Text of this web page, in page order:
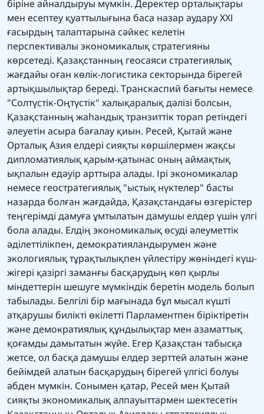
біріне айналдыруы мүмкін. Деректер орталықтары
мен есептеу қуаттылығына баса назар аудару ХХІ
ғасырдың талаптарына сәйкес келетін
перспективалы экономикалық стратегияны
көрсетеді. Қазақстанның геосаяси стратегиялық
жағдайы оған көлік-логистика секторында бірегей
артықшылықтар береді. Транскаспий бағыты немесе
"Солтүстік-Оңтүстік" халықаралық дәлізі болсын,
Қазақстанның жаһандық транзиттік торап ретіндегі
әлеуетін асыра бағалау қиын. Ресей, Қытай және
Орталық Азия елдері сияқты көршілермен жақсы
дипломатиялық қарым-қатынас оның аймақтық
ықпалын едәуір арттыра алады. Ірі экономикалар
немесе геостратегиялық "ыстық нүктелер" басты
назарда болған жағдайда, Қазақстандағы өзгерістер
теңгерімді дамуға ұмтылатын дамушы елдер үшін үлгі
бола алады. Елдің экономикалық өсуді әлеуметтік
әділеттілікпен, демократияландырумен және
экологиялық тұрақтылықпен үйлестіру жөніндегі күш-
жігері қазіргі заманғы басқарудың көп қырлы
міндеттерін шешуге мүмкіндік беретін модель болып
табылады. Белгілі бір мағынада бұл мысал күшті
атқарушы билікті өкілетті Парламентпен біріктіретін
және демократиялық құндылықтар мен азаматтық
қоғамды дамытатын жүйе. Егер Қазақстан табысқа
жетсе, ол басқа дамушы елдер зерттей алатын және
бейімдей алатын басқарудың бірегей үлгісі болуы
әбден мүмкін. Сонымен қатар, Ресей мен Қытай
сияқты экономикалық алпауыттармен шектесетін